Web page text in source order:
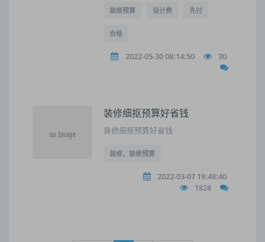
装修预算 设计费 先付
合格
2022-05-30 08:14:50 30
装修细抠预算好省钱
装修细抠预算好省钱
装修，装修预算
2022-03-07 19:48:40
1828